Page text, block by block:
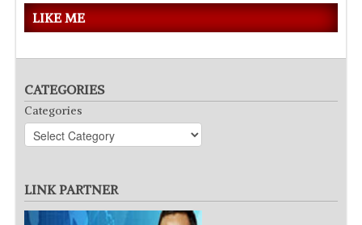
LIKE ME
CATEGORIES
Categories
LINK PARTNER